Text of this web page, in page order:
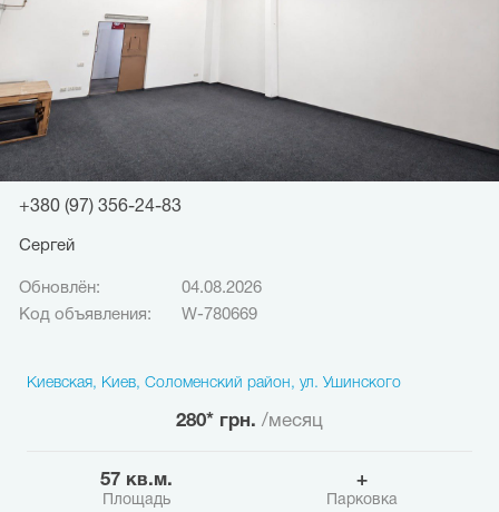
+380 (97) 356-24-83
Сергей
Обновлён:
04.08.2026
Код объявления:
W-780669
Киевская, Киев, Соломенский район, ул. Ушинского
280* грн. /месяц
57 кв.м.
Площадь
+
Парковка